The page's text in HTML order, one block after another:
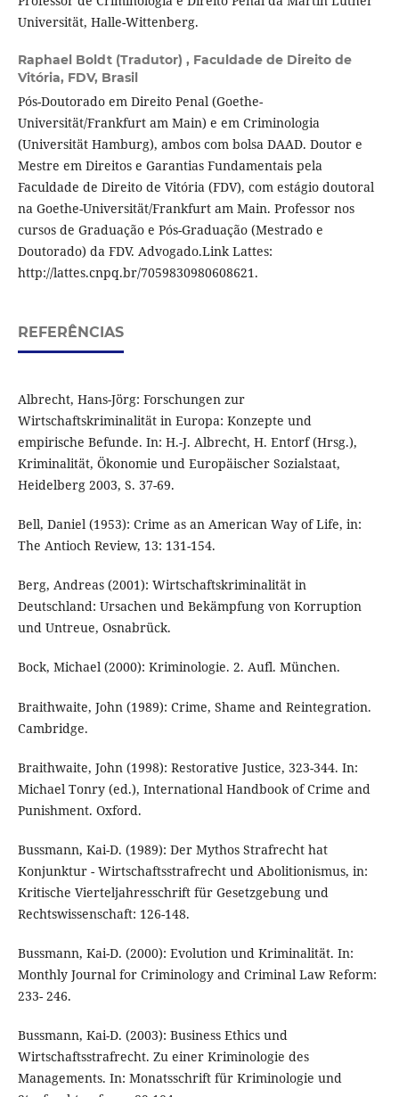
Universität, Halle-Wittenberg.
Raphael Boldt (Tradutor) , Faculdade de Direito de
Vitória, FDV, Brasil
Pós-Doutorado em Direito Penal (Goethe-
Universität/Frankfurt am Main) e em Criminologia
(Universität Hamburg), ambos com bolsa DAAD. Doutor e
Mestre em Direitos e Garantias Fundamentais pela
Faculdade de Direito de Vitória (FDV), com estágio doutoral
na Goethe-Universität/Frankfurt am Main. Professor nos
cursos de Graduação e Pós-Graduação (Mestrado e
Doutorado) da FDV. Advogado.Link Lattes:
http://lattes.cnpq.br/7059830980608621.
REFERÊNCIAS
Albrecht, Hans-Jörg: Forschungen zur
Wirtschaftskriminalität in Europa: Konzepte und
empirische Befunde. In: H.-J. Albrecht, H. Entorf (Hrsg.),
Kriminalität, Ökonomie und Europäischer Sozialstaat,
Heidelberg 2003, S. 37-69.
Bell, Daniel (1953): Crime as an American Way of Life, in:
The Antioch Review, 13: 131-154.
Berg, Andreas (2001): Wirtschaftskriminalität in
Deutschland: Ursachen und Bekämpfung von Korruption
und Untreue, Osnabrück.
Bock, Michael (2000): Kriminologie. 2. Aufl. München.
Braithwaite, John (1989): Crime, Shame and Reintegration.
Cambridge.
Braithwaite, John (1998): Restorative Justice, 323-344. In:
Michael Tonry (ed.), International Handbook of Crime and
Punishment. Oxford.
Bussmann, Kai-D. (1989): Der Mythos Strafrecht hat
Konjunktur - Wirtschaftsstrafrecht und Abolitionismus, in:
Kritische Vierteljahresschrift für Gesetzgebung und
Rechtswissenschaft: 126-148.
Bussmann, Kai-D. (2000): Evolution und Kriminalität. In:
Monthly Journal for Criminology and Criminal Law Reform:
233- 246.
Bussmann, Kai-D. (2003): Business Ethics und
Wirtschaftsstrafrecht. Zu einer Kriminologie des
Managements. In: Monatsschrift für Kriminologie und